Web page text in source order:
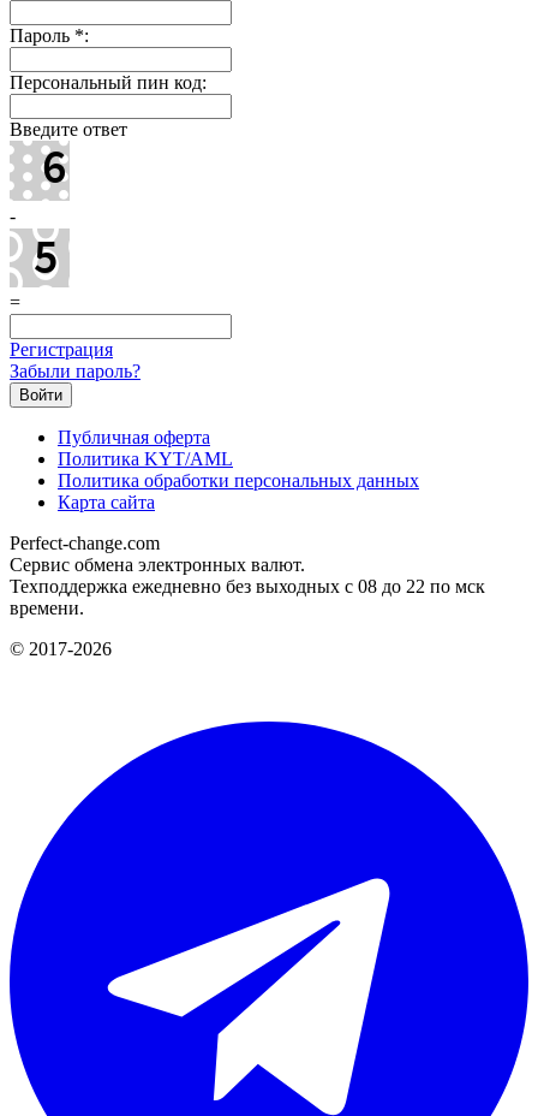
Пароль *:
Персональный пин код:
Введите ответ
-
=
Регистрация
Забыли пароль?
Публичная оферта
Политика KYT/AML
Политика обработки персональных данных
Карта сайта
Perfect-change.com
Сервис обмена электронных валют.
Техподдержка ежедневно без выходных с 08 до 22 по мск
времени.
© 2017-2026